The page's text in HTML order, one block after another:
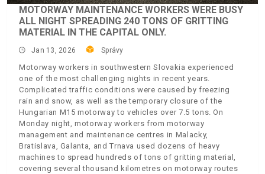
MOTORWAY MAINTENANCE WORKERS WERE BUSY
ALL NIGHT SPREADING 240 TONS OF GRITTING
MATERIAL IN THE CAPITAL ONLY.
Jan 13, 2026 Správy
Motorway workers in southwestern Slovakia experienced
one of the most challenging nights in recent years.
Complicated traffic conditions were caused by freezing
rain and snow, as well as the temporary closure of the
Hungarian M15 motorway to vehicles over 7.5 tons. On
Monday night, motorway workers from motorway
management and maintenance centres in Malacky,
Bratislava, Galanta, and Trnava used dozens of heavy
machines to spread hundreds of tons of gritting material,
covering several thousand kilometres on motorway routes